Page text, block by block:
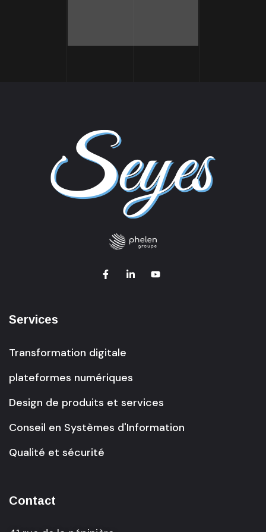
Services
Transformation digitale
plateformes numériques
Design de produits et services
Conseil en Systèmes d'Information
Qualité et sécurité
Contact